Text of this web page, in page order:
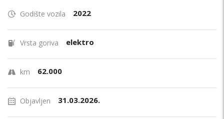
Godište vozila 2022
Vrsta goriva elektro
km 62.000
Objavljen 31.03.2026.